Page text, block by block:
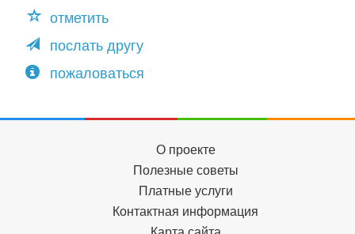
отметить
послать другу
пожаловаться
О проекте
Полезные советы
Платные услуги
Контактная информация